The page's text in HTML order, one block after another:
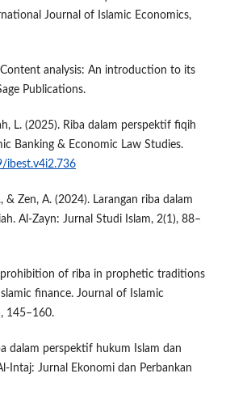
Journal of Islamic Economics,
analysis: An introduction to its
Publications.
L. (2025). Riba dalam perspektif fiqih
Banking & Economic Law Studies.
ibest.v4i2.736
& Zen, A. (2024). Larangan riba dalam
Al-Zayn: Jurnal Studi Islam, 2(1), 88–
prohibition of riba in prophetic traditions
finance. Journal of Islamic
145–160.
dalam perspektif hukum Islam dan
Intaj: Jurnal Ekonomi dan Perbankan